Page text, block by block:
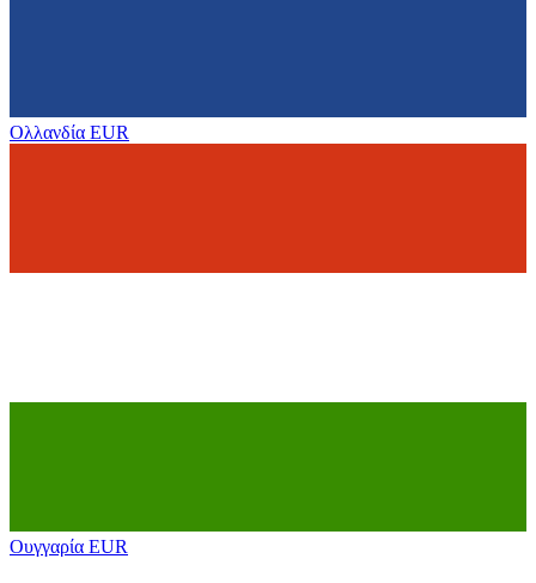
Ολλανδία EUR
Ουγγαρία EUR